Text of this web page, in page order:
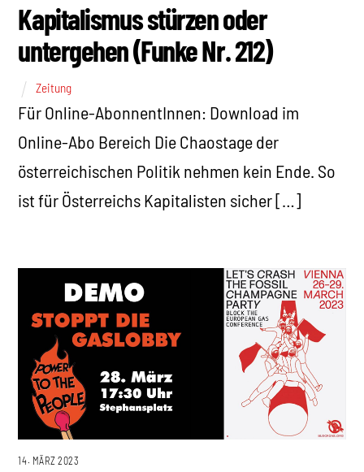
Kapitalismus stürzen oder
untergehen (Funke Nr. 212)
Zeitung
Für Online-AbonnentInnen: Download im
Online-Abo Bereich Die Chaostage der
österreichischen Politik nehmen kein Ende. So
ist für Österreichs Kapitalisten sicher […]
14. MÄRZ 2023